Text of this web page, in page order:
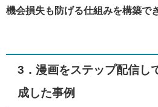
機会損失も防げる仕組みを構築で
3．漫画をステップ配信し
成した事例